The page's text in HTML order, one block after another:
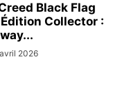
Black Flag
Collector :
2026